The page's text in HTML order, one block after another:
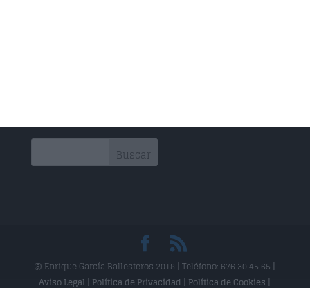
@ Enrique García Ballesteros 2018 | Teléfono: 676 30 45 65 |
Aviso Legal | Política de Privacidad | Política de Cookies |